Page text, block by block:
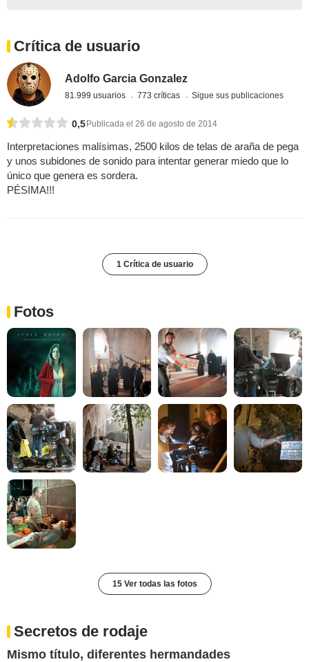
Crítica de usuario
Adolfo Garcia Gonzalez
81.999 usuarios 773 críticas Sigue sus publicaciones
0,5 Publicada el 26 de agosto de 2014
Interpretaciones malísimas, 2500 kilos de telas de araña de pega
y unos subidones de sonido para intentar generar miedo que lo
único que genera es sordera.
PÉSIMA!!!
1 Crítica de usuario
Fotos
15 Ver todas las fotos
Secretos de rodaje
Mismo título, diferentes hermandades